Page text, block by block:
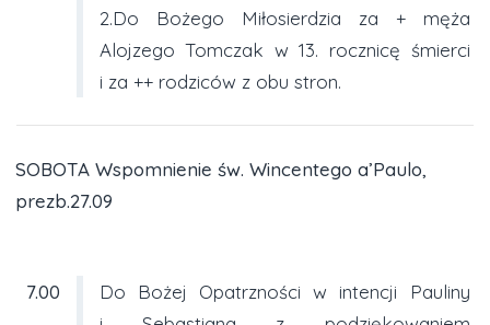
2.Do Bożego Miłosierdzia za + męża
Alojzego Tomczak w 13. rocznicę śmierci
i za ++ rodziców z obu stron.
SOBOTA Wspomnienie św. Wincentego a’Paulo,
prezb.27.09
7.00
Do Bożej Opatrzności w intencji Pauliny